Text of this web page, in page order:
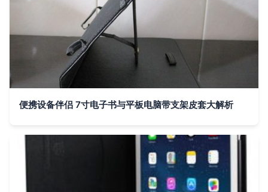
便携设备伴侣 7寸电子书与平板电脑带支架皮套大解析